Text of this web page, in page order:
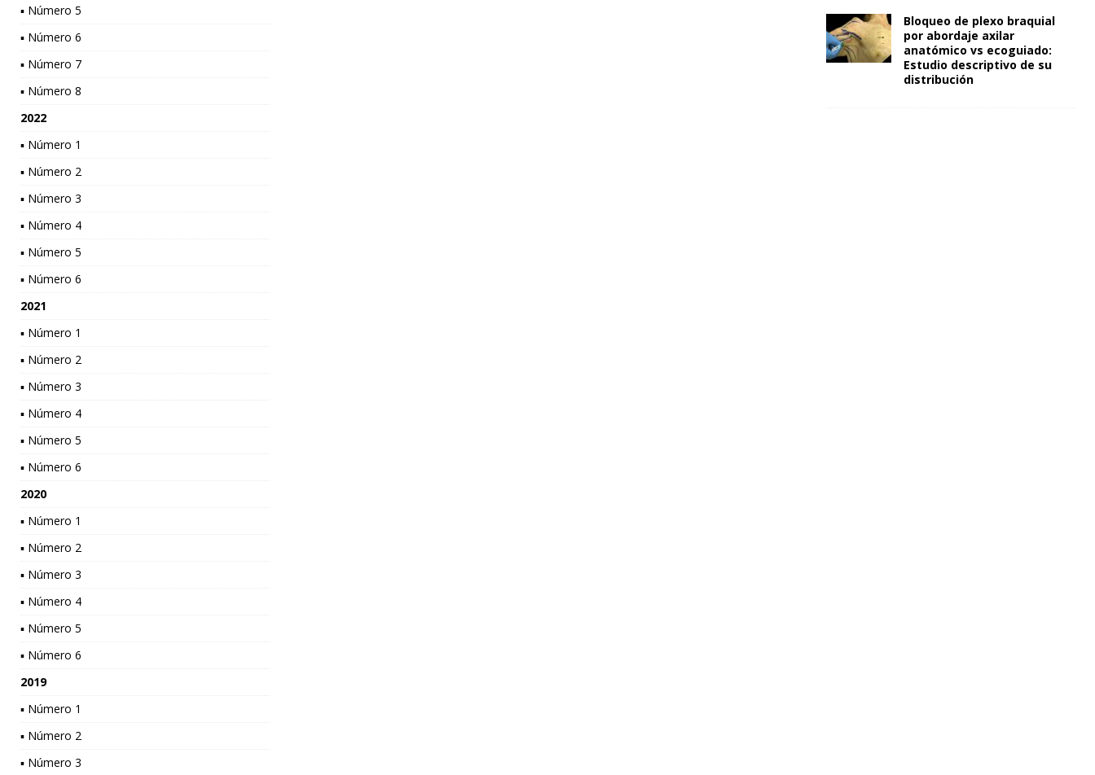
▪ Número 5
▪ Número 6
▪ Número 7
▪ Número 8
2022
▪ Número 1
▪ Número 2
▪ Número 3
▪ Número 4
▪ Número 5
▪ Número 6
2021
▪ Número 1
▪ Número 2
▪ Número 3
▪ Número 4
▪ Número 5
▪ Número 6
2020
▪ Número 1
▪ Número 2
▪ Número 3
▪ Número 4
▪ Número 5
▪ Número 6
2019
▪ Número 1
▪ Número 2
▪ Número 3
Bloqueo de plexo braquial
por abordaje axilar
anatómico vs ecoguiado:
Estudio descriptivo de su
distribución